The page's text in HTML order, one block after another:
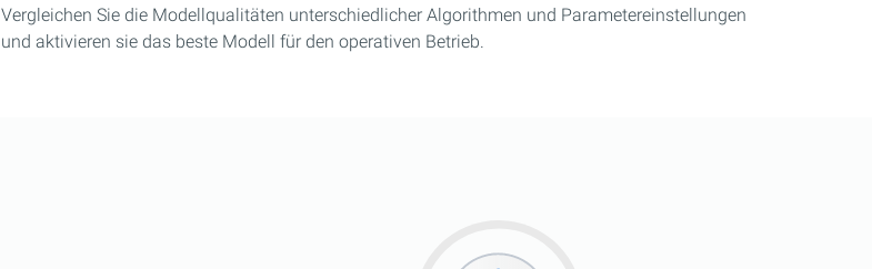
Vergleichen Sie die Modellqualitäten unterschiedlicher Algorithmen und Parametereinstellungen
und aktivieren sie das beste Modell für den operativen Betrieb.